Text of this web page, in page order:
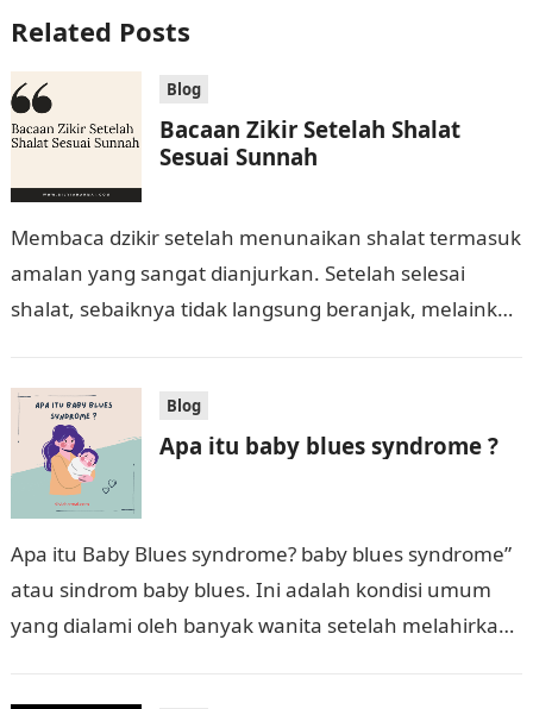
Related Posts
Blog
Bacaan Zikir Setelah Shalat
Sesuai Sunnah
Membaca dzikir setelah menunaikan shalat termasuk
amalan yang sangat dianjurkan. Setelah selesai
shalat, sebaiknya tidak langsung beranjak, melainkan
Blog
Apa itu baby blues syndrome ?
Apa itu Baby Blues syndrome? baby blues syndrome”
atau sindrom baby blues. Ini adalah kondisi umum
yang dialami oleh banyak wanita setelah melahirkan.